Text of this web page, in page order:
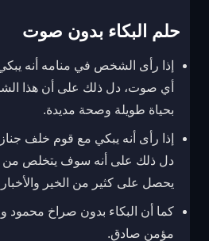
حلم البكاء بدون صوت
إذا رأى الشخص في منامه أنه
أي صوت، دل ذلك على أن هذا
بحياة طويلة وصحة مديدة.
إذا رأى أنه يبكي مع قوم خلف
دل ذلك على أنه سوف يتخلص من
يحصل على كثير من الخير
كما أن البكاء بدون صراخ
مؤمن صادق.